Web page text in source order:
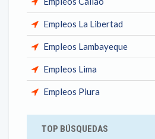
Empleos La Libertad
Empleos Lambayeque
Empleos Lima
Empleos Piura
TOP BÚSQUEDAS